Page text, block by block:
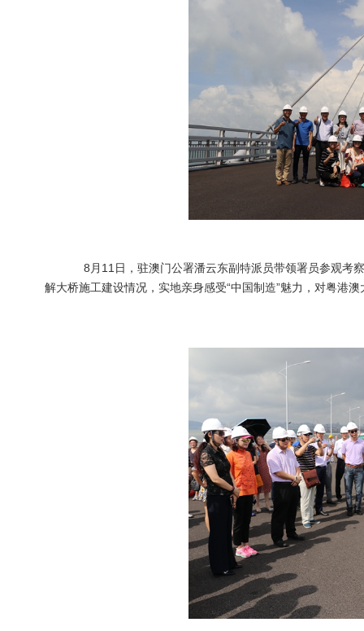
8月11日，驻澳门公署潘云东副特派员带领署员参观考
解大桥施工建设情况，实地亲身感受“中国制造”魅力，对粤港